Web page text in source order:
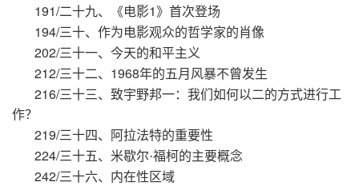
191/二十九、《电影1 》首次登场
194/三十、作为电影观众的哲学家的肖像
202/三十一、今天的和平主义
212/三十二、 1968年的五月风暴不曾发生
216/三十三、致宇野邦一：我们如何以二的方式进行工
作？
219/三十四、阿拉法特的重要性
224/三十五、米歇尔·福柯的主要概念
242/三十六、内在性区域